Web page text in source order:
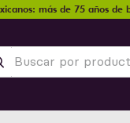
más de 75 años de
por producto,